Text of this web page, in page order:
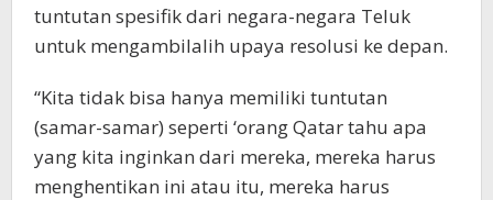
tuntutan spesifik dari negara-negara Teluk
untuk mengambilalih upaya resolusi ke depan.
“Kita tidak bisa hanya memiliki tuntutan
(samar-samar) seperti ‘orang Qatar tahu apa
yang kita inginkan dari mereka, mereka harus
menghentikan ini atau itu, mereka harus